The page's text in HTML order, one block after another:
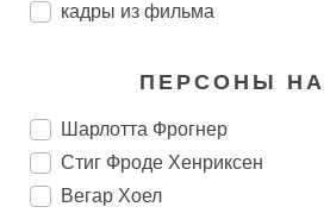
кадры из фильма
ПЕРСОНЫ НА
Шарлотта Фрогнер
Стиг Фроде Хенриксен
Вегар Хоел